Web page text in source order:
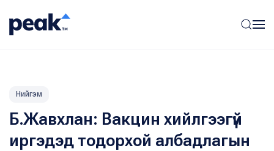
Нийгэм
Б.Жавхлан: Вакцин хийлгээгүй
иргэдэд тодорхой албадлагын